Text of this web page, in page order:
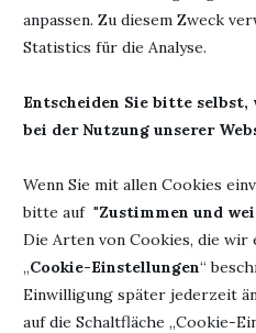
anpassen. Zu diesem Zweck
Statistics für die Analyse.
Entscheiden Sie bitte selbst,
bei der Nutzung unserer
Wenn Sie mit allen Cookies
bitte auf "Zustimmen und
Die Arten von Cookies, die wir
„Cookie-Einstellungen“
Einwilligung später jederzeit
auf die Schaltfläche „Cookie-
Titel: VRONT-Wer
kennt die Wahrheit?
2020
9. Juli 2020